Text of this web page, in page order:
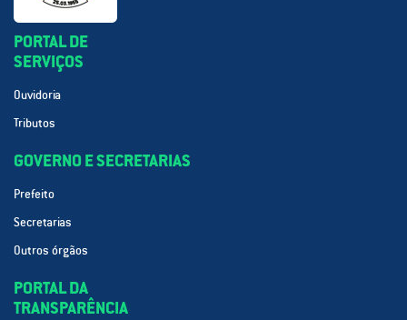
PORTAL DE
SERVIÇOS
Ouvidoria
Tributos
GOVERNO E SECRETARIAS
Prefeito
Secretarias
Outros órgãos
PORTAL DA
TRANSPARÊNCIA